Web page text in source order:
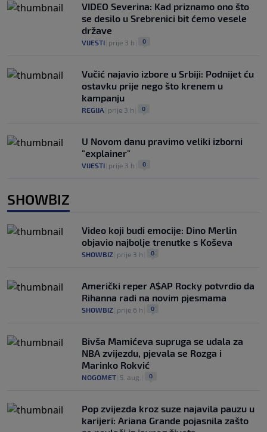
VIDEO Severina: Kad priznamo ono što
se desilo u Srebrenici bit ćemo vesele
države
VIJESTI prije 3 h 0
Vučić najavio izbore u Srbiji: Podnijet ću
ostavku prije nego što krenem u
kampanju
REGIJA prije 3 h 0
U Novom danu pravimo veliki izborni
"explainer"
VIJESTI prije 3 h 0
SHOWBIZ
Video koji budi emocije: Dino Merlin
objavio najbolje trenutke s Koševa
SHOWBIZ prije 3 h 0
Američki reper A$AP Rocky potvrdio da
Rihanna radi na novim pjesmama
SHOWBIZ prije 6 h 0
Bivša Mamićeva supruga se udala za
NBA zvijezdu, pjevala se Rozga i
Marinko Rokvić
NOGOMET 5. aug. 0
Pop zvijezda kroz suze najavila pauzu u
karijeri: Ariana Grande pojasnila zašto